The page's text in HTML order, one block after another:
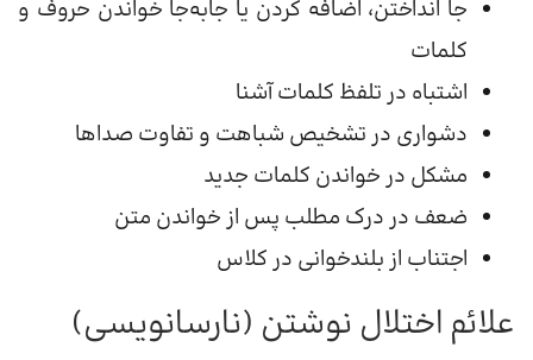
جا انداختن، اضافه کردن یا جابه‌جا خواندن حروف و
کلمات
اشتباه در تلفظ کلمات آشنا
دشواری در تشخیص شباهت و تفاوت صداها
مشکل در خواندن کلمات جدید
ضعف در درک مطلب پس از خواندن متن
اجتناب از بلندخوانی در کلاس
علائم اختلال نوشتن (نارسانویسی)